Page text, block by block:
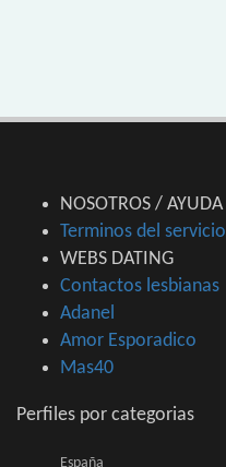
NOSOTROS / AYUDA
Terminos del servicio
WEBS DATING
Contactos lesbianas
Adanel
Amor Esporadico
Mas40
Perfiles por categorias
España